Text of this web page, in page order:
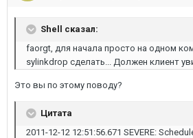
Shell сказал:
faorgt, для начала просто на одном
sylinkdrop сделать... Должен клиент
Это вы по этому поводу?
Цитата
2011-12-12 12:51:56.671 SEVERE: